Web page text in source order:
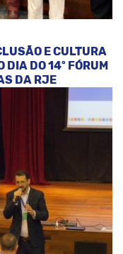
E CULTURA
DIA DO 14º FÓRUM
DA RJE